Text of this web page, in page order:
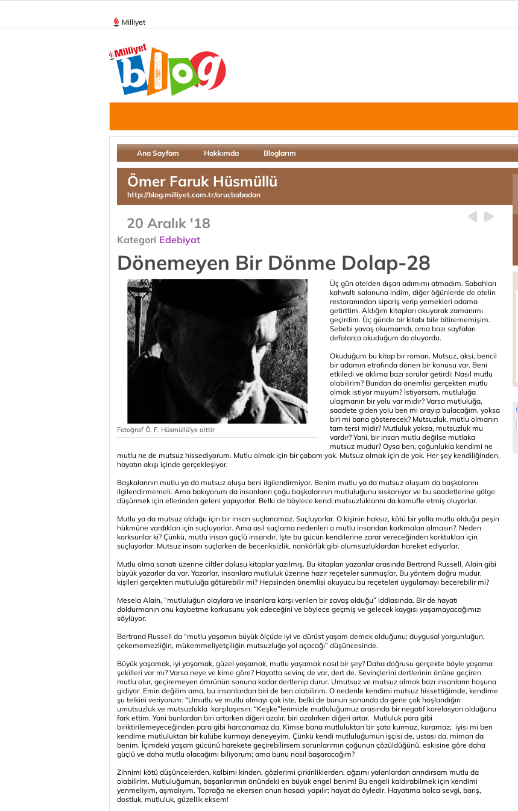
Milliyet
Ana Sayfam Hakkımda Bloglarım
Ömer Faruk Hüsmüllü
http://blog.milliyet.com.tr/orucbabadan
20 Aralık '18
Kategori Edebiyat
Dönemeyen Bir Dönme Dolap-28
Fotoğraf Ö. F. Hüsmüllü'ye aittir
Üç gün otelden dışarı adımımı atmadım. Sabahları
kahvaltı salonuna indim, diğer öğünlerde de otelin
restoranından sipariş verip yemekleri odama
getirttim. Aldığım kitapları okuyarak zamanımı
geçirdim. Üç günde bir kitabı bile bitirememişim.
Sebebi yavaş okumamdı, ama bazı sayfaları
defalarca okuduğum da oluyordu.
Okuduğum bu kitap bir roman. Mutsuz, aksi, bencil
bir adamın etrafında dönen bir konusu var. Beni
etkiledi ve aklıma bazı sorular getirdi: Nasıl mutlu
olabilirim? Bundan da önemlisi gerçekten mutlu
olmak istiyor muyum? İstiyorsam, mutluluğa
ulaşmanın bir yolu var mıdır? Varsa mutluluğa,
saadete giden yolu ben mi arayıp bulacağım, yoksa
biri mi bana gösterecek? Mutsuzluk, mutlu olmanın
tam tersi midir? Mutluluk yoksa, mutsuzluk mu
vardır? Yani, bir insan mutlu değilse mutlaka
mutsuz mudur? Oysa ben, çoğunlukla kendimi ne
mutlu ne de mutsuz hissediyorum. Mutlu olmak için bir çabam yok. Mutsuz olmak için de yok. Her şey kendiliğinden,
hayatın akışı içinde gerçekleşiyor.
Başkalarının mutlu ya da mutsuz oluşu beni ilgilendirmiyor. Benim mutlu ya da mutsuz oluşum da başkalarını
ilgilendirmemeli. Ama bakıyorum da insanların çoğu başkalarının mutluluğunu kıskanıyor ve bu saadetlerine gölge
düşürmek için ellerinden geleni yapıyorlar. Belki de böylece kendi mutsuzluklarını da kamufle etmiş oluyorlar.
Mutlu ya da mutsuz olduğu için bir insan suçlanamaz. Suçluyorlar. O kişinin haksız, kötü bir yolla mutlu olduğu peşin
hükmüne vardıkları için suçluyorlar. Ama asıl suçlama nedenleri o mutlu insandan korkmaları olmasın?. Neden
korksunlar ki? Çünkü, mutlu insan güçlü insandır. İşte bu gücün kendilerine zarar vereceğinden korktukları için
suçluyorlar. Mutsuz insanı suçlarken de beceriksizlik, nankörlük gibi olumsuzluklardan hareket ediyorlar.
Mutlu olma sanatı üzerine ciltler dolusu kitaplar yazılmış. Bu kitapları yazanlar arasında Bertrand Russell, Alain gibi
büyük yazarlar da var. Yazarlar, insanlara mutluluk üzerine hazır reçeteler sunmuşlar. Bu yöntem doğru mudur,
kişileri gerçekten mutluluğa götürebilir mi? Hepsinden önemlisi okuyucu bu reçeteleri uygulamayı becerebilir mi?
Mesela Alain, “mutluluğun olaylara ve insanlara karşı verilen bir savaş olduğu” iddiasında. Bir de hayatı
doldurmanın onu kaybetme korkusunu yok edeceğini ve böylece geçmiş ve gelecek kaygısı yaşamayacağımızı
söylüyor.
Bertrand Russell da “mutlu yaşamın büyük ölçüde iyi ve dürüst yaşam demek olduğunu; duygusal yorgunluğun,
çekememezliğin, mükemmeliyetçiliğin mutsuzluğa yol açacağı” düşüncesinde.
Büyük yaşamak, iyi yaşamak, güzel yaşamak, mutlu yaşamak nasıl bir şey? Daha doğrusu gerçekte böyle yaşama
şekilleri var mı? Varsa neye ve kime göre? Hayatta sevinç de var, dert de. Sevinçlerini dertlerinin önüne geçiren
mutlu olur, geçiremeyen ömrünün sonuna kadar dertlenip durur. Umutsuz ve mutsuz olmak bazı insanların hoşuna
gidiyor. Emin değilim ama, bu insanlardan biri de ben olabilirim. O nedenle kendimi mutsuz hissettiğimde, kendime
şu telkini veriyorum: “Umutlu ve mutlu olmayı çok iste, belki de bunun sonunda da gene çok hoşlandığın
umutsuzluk ve mutsuzlukla karşılaşırsın. “Keşke”lerimizle mutluluğumuz arasında bir negatif korelasyon olduğunu
fark ettim. Yani bunlardan biri artarken diğeri azalır, biri azalırken diğeri artar. Mutluluk para gibi
biriktirilemeyeceğinden para gibi harcanamaz da. Kimse bana mutluluktan bir şato kurmaz, kuramaz; iyisi mi ben
kendime mutluluktan bir kulübe kurmayı deneyeyim. Çünkü kendi mutluluğumun işçisi de, ustası da, mimarı da
benim. İçimdeki yaşam gücünü harekete geçirebilirsem sorunlarımın çoğunun çözüldüğünü, eskisine göre daha
güçlü ve daha mutlu olacağımı biliyorum; ama bunu nasıl başaracağım?
Zihnimi kötü düşüncelerden, kalbimi kinden, gözlerimi çirkinliklerden, ağzımı yalanlardan arındırsam mutlu da
olabilirim. Mutluluğumun, başarılarımın önündeki en büyük engel benim! Bu engeli kaldırabilmek için kendimi
yenmeliyim, aşmalıyım. Toprağa ne ekersen onun hasadı yapılır; hayat da öyledir. Hayatıma bolca sevgi, barış,
dostluk, mutluluk, güzellik eksem!